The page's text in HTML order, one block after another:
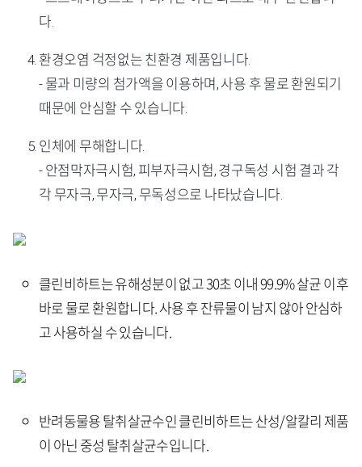
다.
환경오염 걱정없는 친환경 제품입니다.
- 물과 미량의 첨가액을 이용하며, 사용 후 물로 환원되기
때문에 안심할 수 있습니다.
인체에 무해합니다.
- 안점막자극시험, 피부자극시험, 경구독성 시험 결과 각
각 무자극, 무자극, 무독성으로 나타났습니다.
클린비하트는 유해성분이 없고 30초 이내 99.9% 살균 이후
바로 물로 환원합니다. 사용 후 잔류물이 남지 않아 안심하
고 사용하실 수 있습니다.
반려동물용 탈취살균수인 클린비하트는 산성/알칼리 제품
이 아닌 중성 탈취살균수입니다.